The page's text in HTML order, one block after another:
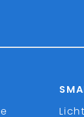
Licht